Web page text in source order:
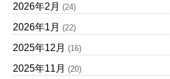
2026年2月 (24)
2026年1月 (22)
2025年12月 (16)
2025年11月 (20)